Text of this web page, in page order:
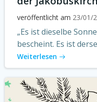
veröffentlicht am 23/01/
„Es ist dieselbe
bescheint. Es ist
Weiterlesen